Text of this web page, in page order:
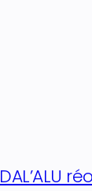
DAL’ALU